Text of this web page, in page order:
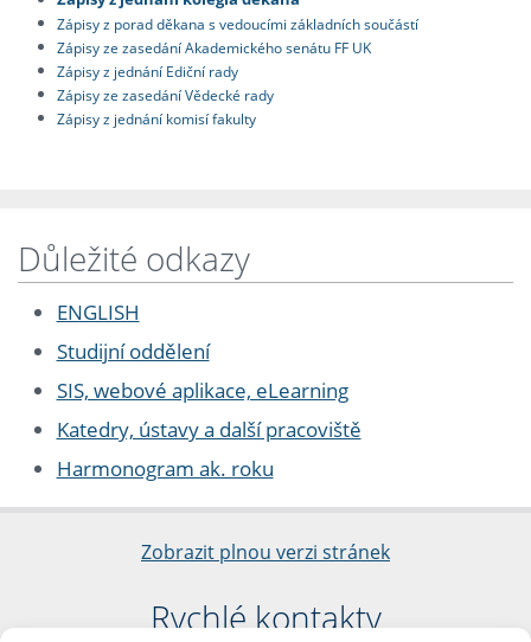
Zápisy z porad děkana s vedoucími základních součástí
Zápisy ze zasedání Akademického senátu FF UK
Zápisy z jednání Ediční rady
Zápisy ze zasedání Vědecké rady
Zápisy z jednání komisí fakulty
Důležité odkazy
ENGLISH
Studijní oddělení
SIS, webové aplikace, eLearning
Katedry, ústavy a další pracoviště
Harmonogram ak. roku
Zobrazit plnou verzi stránek
Rychlé kontakty